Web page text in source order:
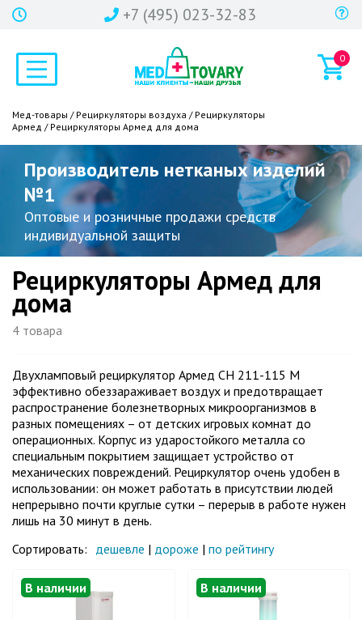
+7 (495) 023-32-83
0
Мед-товары / Рециркуляторы воздуха / Рециркуляторы
Армед / Рециркуляторы Армед для дома
Производитель нетканых изделий
№1
Оптовые и розничные продажи средств
индивидуальной защиты
Рециркуляторы Армед для
дома
4 товара
Двухламповый рециркулятор Армед СН 211-115 М
эффективно обеззараживает воздух и предотвращает
распространение болезнетворных микроорганизмов в
разных помещениях – от детских игровых комнат до
операционных. Корпус из ударостойкого металла со
специальным покрытием защищает устройство от
механических повреждений. Рециркулятор очень удобен в
использовании: он может работать в присутствии людей
непрерывно почти круглые сутки – перерыв в работе нужен
лишь на 30 минут в день.
Сортировать: дешевле | дороже | по рейтингу
В наличии В наличии